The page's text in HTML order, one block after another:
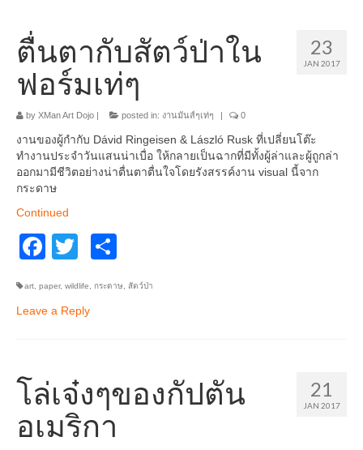
23
JAN 2017
ตื่นตากับสัตว์ป่าใน
ฟอร์มเท่ๆ
by XMan Art Dojo | posted in: งานมันส์ๆเท่ๆ | 0
งานของผู้กำกับ Dávid Ringeisen & László Rusk ที่เปลี่ยนโต๊ะ
ทำงานประจำวันแสนน่าเบื่อ ให้กลายเป็นฉากที่มีทั้งผู้ล่าและผู้ถูกล่า
ออกมามีชีวิตอย่างน่าตื่นตาตื่นใจโดยรังสรรค์งาน visual นี้จาก
กระดาษ
Continued
Facebook
Twitter
art paper, wildlife กระดาษ สัตว์ป่า
Leave a Reply
21
JAN 2017
โล่เจ๋งๆของกัปตัน
อเมริกา